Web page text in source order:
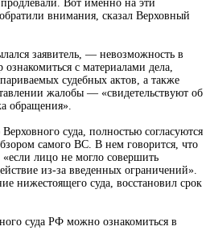
Вот именно на эти
внимания, сказал Верховный
заявитель, — невозможность в
с материалами дела,
судебных актов, а также
жалобы — «свидетельствуют об
обращения».
суда, полностью согласуются
самого ВС. В нем говорится, что
«если лицо не могло совершить
из-за введенных ограничений».
нижестоящего суда, восстановил срок
суда РФ можно ознакомиться в